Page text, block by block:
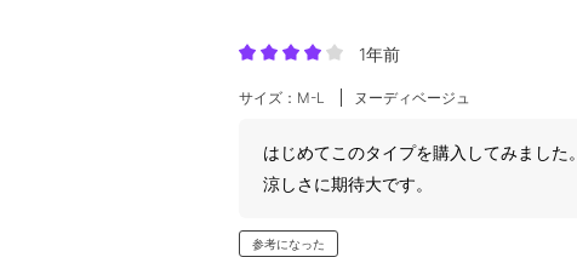
1年前
サイズ：M-L ヌーディベージュ
はじめてこのタイプを購入してみました。
涼しさに期待大です。
参考になった